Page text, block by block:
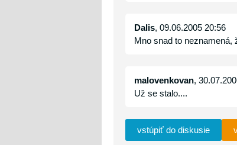
Dalis, 09.06.2005 20:56
Mno snad to neznamená,
malovenkovan,
Už se stalo....
vstúpiť do diskusie